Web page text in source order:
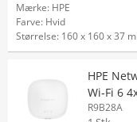
Mærke: HPE
Farve: Hvid
Størrelse: 160 x 160 x 37
HPE
Wi‑Fi 6
R9B28A